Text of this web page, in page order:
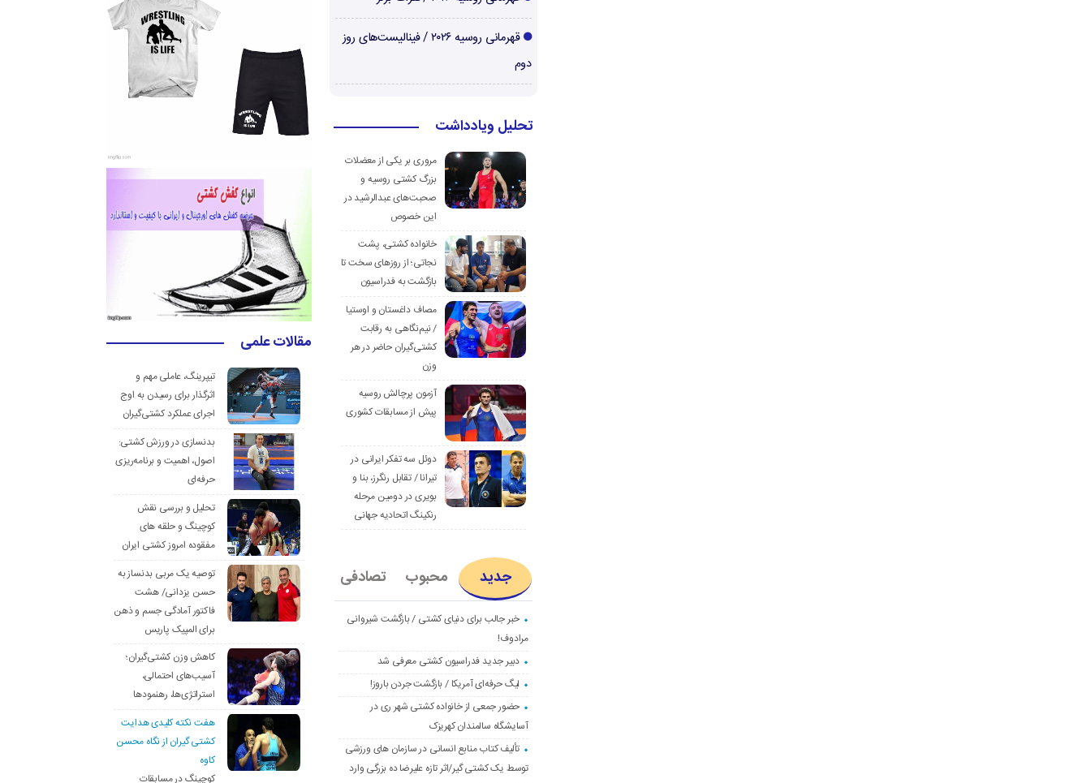
قهرمانی روسیه ۲۰۲۶ / فینالیست‌های روز
دوم
تحلیل ویادداشت
مروری بر یکی از معضلات
بزرگ کشتی روسیه و
صحبت‌های عبدالرشید در
این خصوص
خانواده کشتی، پشت
نجاتی؛ از روزهای سخت تا
بازگشت به فدراسیون
مصاف داغستان و اوستیا
/ نیم‌نگاهی به رقابت
کشتی‌گیران حاضر در هر
وزن
آزمون پرچالش روسیه
پیش از مسابقات کشوری
دوئل سه تفکر ایرانی در
تیرانا / تقابل رنگرز، بنا و
بویری در دومین مرحله
رنکینگ اتحادیه جهانی
جدید محبوب تصادفی
خبر جالب برای دنیای کشتی / بازگشت شیروانی
مرادوف!
دبیر جدید فدراسیون کشتی معرفی شد
لیگ حرفه‌ای آمریکا / بازگشت جردن باروز!
حضور جمعی از خانواده کشتی شهر ری در
آسایشگاه سالمندان کهریزک
تألیف کتاب منابع انسانی در سازمان های ورزشی
توسط یک کشتی گیر/اثر تازه علیرضا ده بزرگی وارد
مقالات علمی
تیپرینگ، عاملی مهم و
اثرگذار برای رسیدن به اوج
اجرای عملکرد کشتی‌گیران
بدنسازی در ورزش کشتی:
اصول، اهمیت و برنامه‌ریزی
حرفه‌ای
تحلیل و بررسی نقش
کوچینگ و حلقه های
مفقوده امروز کشتی ایران
توصیه یک مربی بدنساز به
حسن یزدانی/ هشت
فاکتور آمادگی جسم و ذهن
برای المپیک پاریس
کاهش وزن کشتی‌گیران؛
آسیب‌های احتمالی،
استراتژی‌ها، رهنمودها
هفت نکته کلیدی هدایت
کشتی گیران از نگاه محسن
کاوه
کوچینگ در مسابقات